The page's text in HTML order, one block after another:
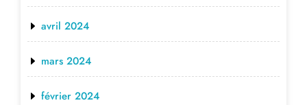
avril 2024
mars 2024
février 2024